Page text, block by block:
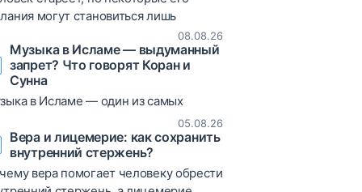
могут становиться лишь
О жажде материальных благ,
мечтах и соблазнах зрелого
— через пророческий хадис и
примеры.
08.08.26
Музыка в Исламе — выдуманный
запрет? Что говорят Коран и
Сунна
в Исламе — один из самых
коранические аяты, хадисы
богословские мнения,
объективно взглянуть на
05.08.26
Вера и лицемерие: как сохранить
внутренний стержень?
вера помогает человеку обрести